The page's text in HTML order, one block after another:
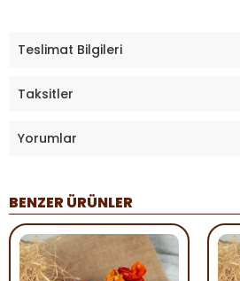
Teslimat Bilgileri
Taksitler
Yorumlar
BENZER ÜRÜNLER